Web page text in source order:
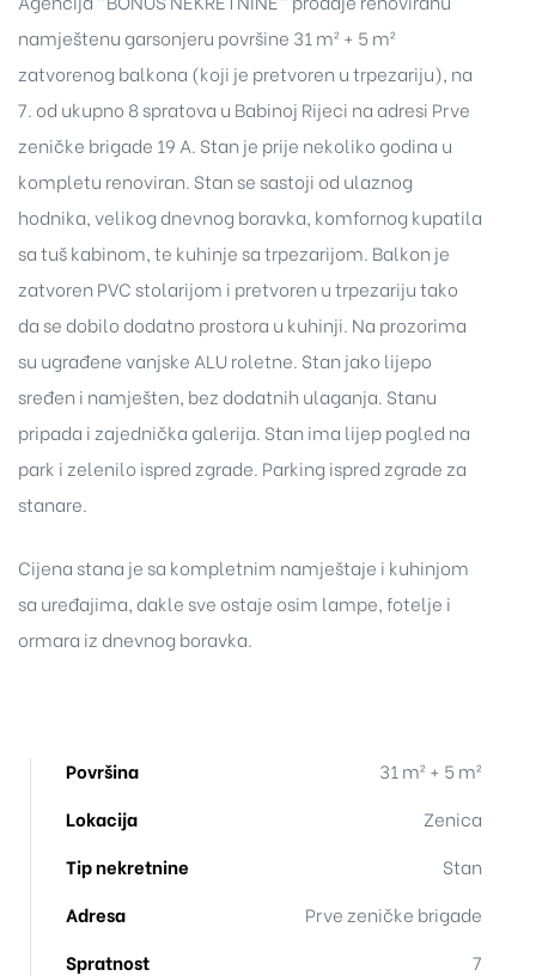
namještenu garsonjeru površine 31 m² + 5 m²
zatvorenog balkona (koji je pretvoren u trpezariju), na
7. od ukupno 8 spratova u Babinoj Rijeci na adresi Prve
zeničke brigade 19 A. Stan je prije nekoliko godina u
kompletu renoviran. Stan se sastoji od ulaznog
hodnika, velikog dnevnog boravka, komfornog kupatila
sa tuš kabinom, te kuhinje sa trpezarijom. Balkon je
zatvoren PVC stolarijom i pretvoren u trpezariju tako
da se dobilo dodatno prostora u kuhinji. Na prozorima
su ugrađene vanjske ALU roletne. Stan jako lijepo
sređen i namješten, bez dodatnih ulaganja. Stanu
pripada i zajednička galerija. Stan ima lijep pogled na
park i zelenilo ispred zgrade. Parking ispred zgrade za
stanare.
Cijena stana je sa kompletnim namještaje i kuhinjom
sa uređajima, dakle sve ostaje osim lampe, fotelje i
ormara iz dnevnog boravka.
Površina
31 m² + 5 m²
Lokacija
Zenica
Tip nekretnine
Stan
Adresa
Prve zeničke brigade
Spratnost
7